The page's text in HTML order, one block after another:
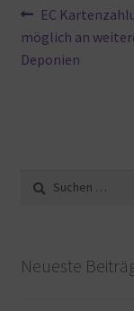
Vorheriger
Beitrag:
EC
möglich an
Deponien
nach:
Neueste